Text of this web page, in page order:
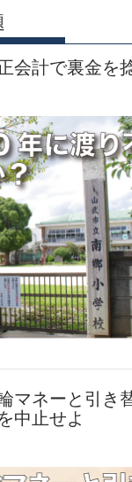
計で裏金を
マネーと引き
中止せよ